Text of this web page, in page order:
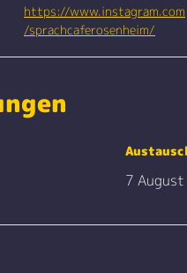
https://www.instagram.com
/sprachcaferosenheim/
7